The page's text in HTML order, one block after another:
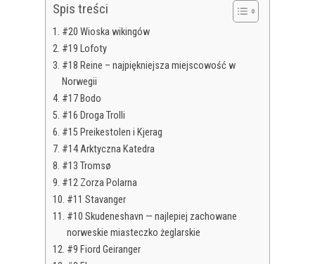
Spis treści
#20 Wioska wikingów
#19 Lofoty
#18 Reine – najpiękniejsza miejscowość w
Norwegii
#17 Bodo
#16 Droga Trolli
#15 Preikestolen i Kjerag
#14 Arktyczna Katedra
#13 Tromsø
#12 Zorza Polarna
#11 Stavanger
#10 Skudeneshavn — najlepiej zachowane
norweskie miasteczko żeglarskie
#9 Fiord Geiranger